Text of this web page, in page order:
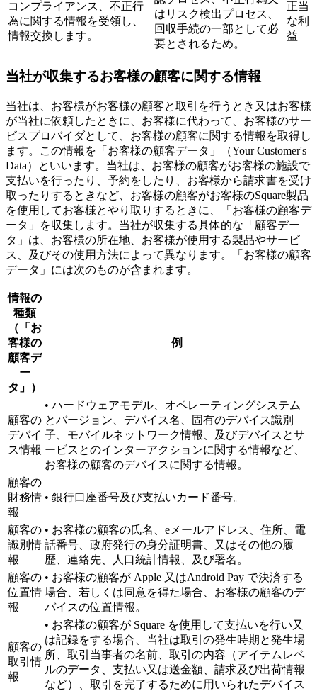
コンプライアンス、不正行
為に関する情報を受領し、
情報交換します。
はリスク検出プロセス、
回収手続の一部として必
要とされるため。
正当
な利
益
当社が収集するお客様の顧客に関する情報
当社は、お客様がお客様の顧客と取引を行うとき又はお客様
が当社に依頼したときに、お客様に代わって、お客様のサー
ビスプロバイダとして、お客様の顧客に関する情報を取得し
ます。この情報を「お客様の顧客データ」（Your Customer's
Data）といいます。当社は、お客様の顧客がお客様の施設で
支払いを行ったり、予約をしたり、お客様から請求書を受け
取ったりするときなど、お客様の顧客がお客様のSquare製品
を使用してお客様とやり取りするときに、「お客様の顧客デ
ータ」を収集します。当社が収集する具体的な「顧客デー
タ」は、お客様の所在地、お客様が使用する製品やサービ
ス、及びその使用方法によって異なります。「お客様の顧客
データ」には次のものが含まれます。
情報の
種類
（「お
客様の
顧客デ
ー
タ」）
例
顧客の
デバイ
ス情報
• ハードウェアモデル、オペレーティングシステム
とバージョン、デバイス名、固有のデバイス識別
子、モバイルネットワーク情報、及びデバイスとサ
ービスとのインターアクションに関する情報など、
お客様の顧客のデバイスに関する情報。
顧客の
財務情
報
• 銀行口座番号及び支払いカード番号。
顧客の
識別情
報
• お客様の顧客の氏名、eメールアドレス、住所、電
話番号、政府発行の身分証明書、又はその他の履
歴、連絡先、人口統計情報、及び署名。
顧客の
位置情
報
• お客様の顧客が Apple 又はAndroid Pay で決済する
場合、若しくは同意を得た場合、お客様の顧客のデ
バイスの位置情報。
顧客の
取引情
報
• お客様の顧客が Square を使用して支払いを行い又
は記録をする場合、当社は取引の発生時期と発生場
所、取引当事者の名前、取引の内容（アイテムレベ
ルのデータ、支払い又は送金額、請求及び出荷情報
など）、取引を完了するために用いられたデバイス